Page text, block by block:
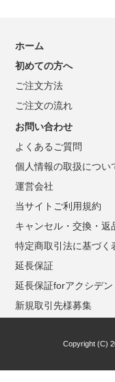
ホーム
初めての方へ
ご注文方法
ご注文の流れ
お問い合わせ
よくあるご質問
個人情報の取扱につい
運営会社
当サイトご利用規約
キャンセル・交換・返
特定商取引法に基づく
延長保証
延長保証forアクシデン
新規取引先様募集
Copyright (C)